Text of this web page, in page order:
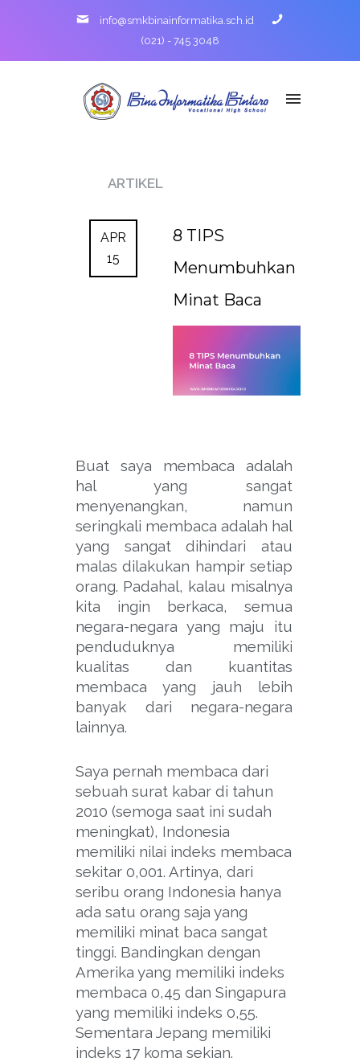
info@smkbinainformatika.sch.id
(021) - 745 3048
ARTIKEL
APR
15
8 TIPS
Menumbuhkan
Minat Baca
Buat saya membaca adalah
hal yang sangat
menyenangkan, namun
seringkali membaca adalah hal
yang sangat dihindari atau
malas dilakukan hampir setiap
orang. Padahal, kalau misalnya
kita ingin berkaca, semua
negara-negara yang maju itu
penduduknya memiliki
kualitas dan kuantitas
membaca yang jauh lebih
banyak dari negara-negara
lainnya.
Saya pernah membaca dari
sebuah surat kabar di tahun
2010 (semoga saat ini sudah
meningkat), Indonesia
memiliki nilai indeks membaca
sekitar 0,001. Artinya, dari
seribu orang Indonesia hanya
ada satu orang saja yang
memiliki minat baca sangat
tinggi. Bandingkan dengan
Amerika yang memiliki indeks
membaca 0,45 dan Singapura
yang memiliki indeks 0,55.
Sementara Jepang memiliki
indeks 17 koma sekian.